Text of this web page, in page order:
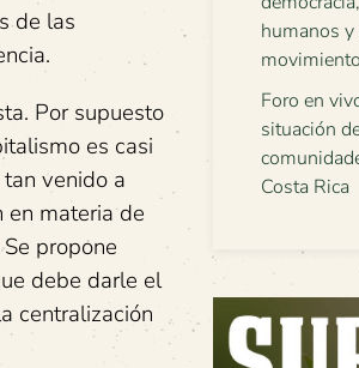
de las
Por supuesto
es casi
venido a
en materia de
propone
debe darle el
centralización
humanos
Foro en
situación
Costa Rica